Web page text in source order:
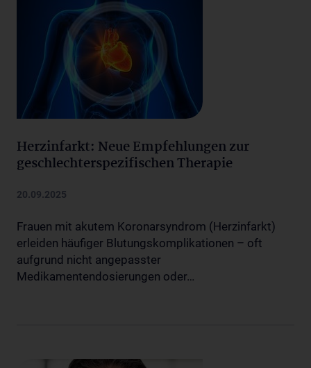
Herzinfarkt: Neue Empfehlungen zur
geschlechterspezifischen Therapie
20.09.2025
Frauen mit akutem Koronarsyndrom (Herzinfarkt)
erleiden häufiger Blutungskomplikationen – oft
aufgrund nicht angepasster
Medikamentendosierungen oder…